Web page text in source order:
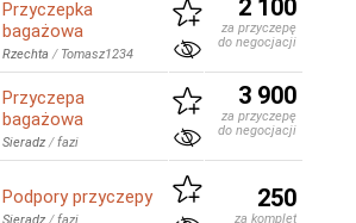
Przyczepka
bagażowa
Rzechta / Tomasz1234
2 100
za przyczepę
do negocjacji
Przyczepa
bagażowa
Sieradz /fazi
3 900
za przyczepę
do negocjacji
Podpory przyczepy 250
za komplet